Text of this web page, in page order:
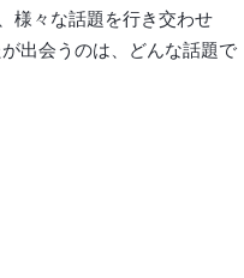
様々な話題を行き交わせ
出会うのは、どんな話題で